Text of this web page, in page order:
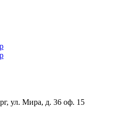
ул. Мира, д. 36 оф. 15